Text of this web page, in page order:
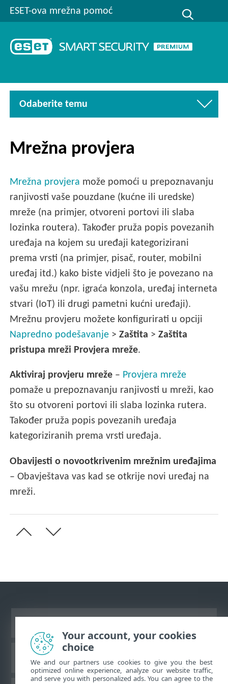
ESET-ova mrežna pomoć
Odaberite temu
Mrežna provjera
Mrežna provjera može pomoći u prepoznavanju
ranjivosti vaše pouzdane (kućne ili uredske)
mreže (na primjer, otvoreni portovi ili slaba
lozinka routera). Također pruža popis povezanih
uređaja na kojem su uređaji kategorizirani
prema vrsti (na primjer, pisač, router, mobilni
uređaj itd.) kako biste vidjeli što je povezano na
vašu mrežu (npr. igraća konzola, uređaj interneta
stvari (IoT) ili drugi pametni kućni uređaji).
Mrežnu provjeru možete konfigurirati u opciji
Napredno podešavanje >Zaštita >Zaštita
pristupa mreži Provjera mreže.
Aktiviraj provjeru mreže – Provjera mreže
pomaže u prepoznavanju ranjivosti u mreži, kao
što su otvoreni portovi ili slaba lozinka rutera.
Također pruža popis povezanih uređaja
kategoriziranih prema vrsti uređaja.
Obavijesti o novootkrivenim mrežnim uređajima
– Obavještava vas kad se otkrije novi uređaj na
mreži.
ESET-ova baza znanja
Your account, your cookies
choice
We and our partners use cookies to give you the best
optimized online experience, analyze our website traffic,
and serve you with personalized ads. You can agree to the